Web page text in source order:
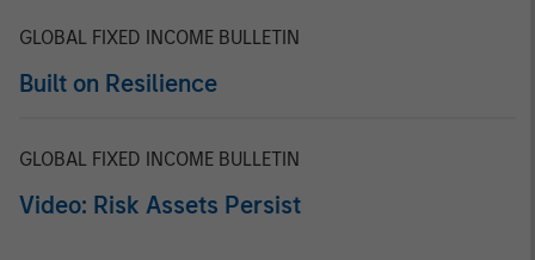
GLOBAL FIXED INCOME BULLETIN
Built on Resilience
GLOBAL FIXED INCOME BULLETIN
Video: Risk Assets Persist